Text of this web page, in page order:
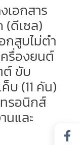
เอกสาร
(ดีเซล)
กสูบไม่ตำ
รื่องยนต์
ต์ ขับ
บ (11 คัน)
รอนิกส์
และ